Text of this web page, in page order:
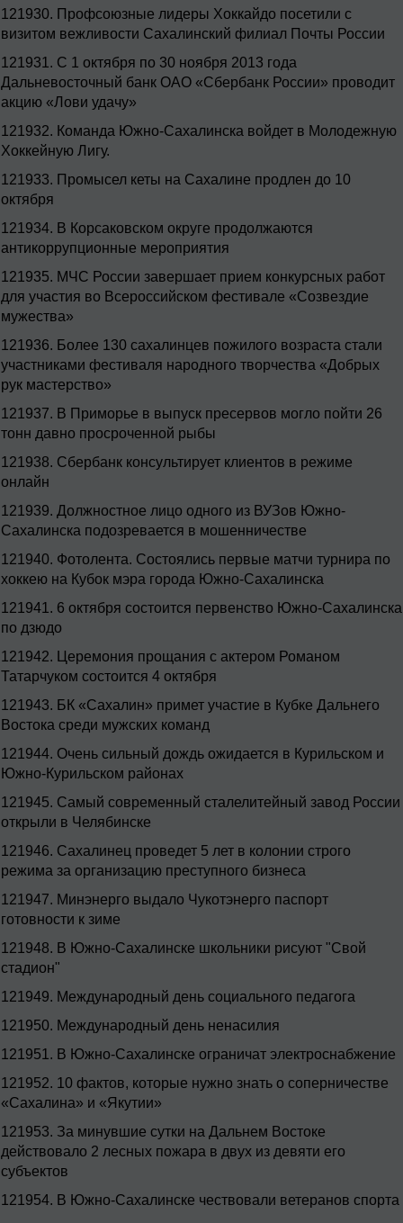
121930. Профсоюзные лидеры Хоккайдо посетили с
визитом вежливости Сахалинский филиал Почты России
121931. С 1 октября по 30 ноября 2013 года
Дальневосточный банк ОАО «Сбербанк России» проводит
акцию «Лови удачу»
121932. Команда Южно-Сахалинска войдет в Молодежную
Хоккейную Лигу.
121933. Промысел кеты на Сахалине продлен до 10
октября
121934. В Корсаковском округе продолжаются
антикоррупционные мероприятия
121935. МЧС России завершает прием конкурсных работ
для участия во Всероссийском фестивале «Созвездие
мужества»
121936. Более 130 сахалинцев пожилого возраста стали
участниками фестиваля народного творчества «Добрых
рук мастерство»
121937. В Приморье в выпуск пресервов могло пойти 26
тонн давно просроченной рыбы
121938. Сбербанк консультирует клиентов в режиме
онлайн
121939. Должностное лицо одного из ВУЗов Южно-
Сахалинска подозревается в мошенничестве
121940. Фотолента. Состоялись первые матчи турнира по
хоккею на Кубок мэра города Южно-Сахалинска
121941. 6 октября состоится первенство Южно-Сахалинска
по дзюдо
121942.
Церемония прощания с актером Романом
Татарчуком состоится 4 октября
121943. БК «Сахалин» примет участие в Кубке Дальнего
Востока среди мужских команд
121944. Очень сильный дождь ожидается в Курильском и
Южно-Курильском районах
121945. Самый современный сталелитейный завод России
открыли в Челябинске
121946. Сахалинец проведет 5 лет в колонии строго
режима за организацию преступного бизнеса
121947. Минэнерго выдало Чукотэнерго паспорт
готовности к зиме
121948. В Южно-Сахалинске школьники рисуют "Свой
стадион"
121949. Международный день социального педагога
121950. Международный день ненасилия
121951. В Южно-Сахалинске ограничат электроснабжение
121952. 10 фактов, которые нужно знать о соперничестве
«Сахалина» и «Якутии»
121953. За минувшие сутки на Дальнем Востоке
действовало 2 лесных пожара в двух из девяти его
субъектов
121954. В Южно-Сахалинске чествовали ветеранов спорта